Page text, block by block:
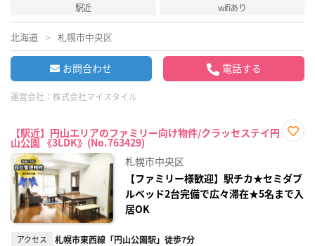
駅近
wifiあり
北海道 札幌市中央区
お問合わせ 電話する
運営会社： 株式会社マイスタイル
【駅近】円山エリアのファミリー向け物件/クラッセステイ円
山公園 《3LDK》(No.763429)
録
札幌市中央区
【ファミリー様歓迎】駅チカ★セミダブ
ルベッド2台完備で広々滞在★5名まで入
居OK
アクセス 札幌市東西線「円山公園駅」徒歩7分